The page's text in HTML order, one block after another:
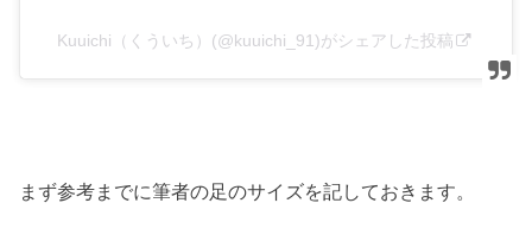
Kuuichi（くういち）(@kuuichi_91)がシェアした投稿
まず参考までに筆者の足のサイズを記しておきます。